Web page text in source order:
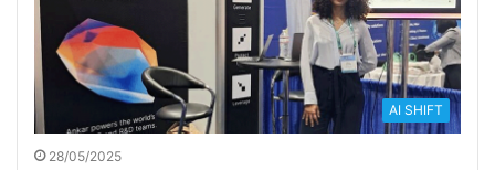
AI SHIFT
28/05/2025